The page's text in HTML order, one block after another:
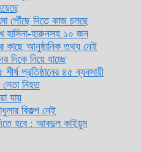
পৌঁছে দিতে কাজ চলছে
হাসিনা-হারুনসহ ১০ জন
কাছে আনুষ্ঠানিক তথ্য নেই
দিকে নিয়ে যাচ্ছে
প্রতিষ্ঠানের ৪৫ ব্যবসায়ী
নিহত
যায়
বিকল্প নেই
হবে : আবদুল কাইয়ূম